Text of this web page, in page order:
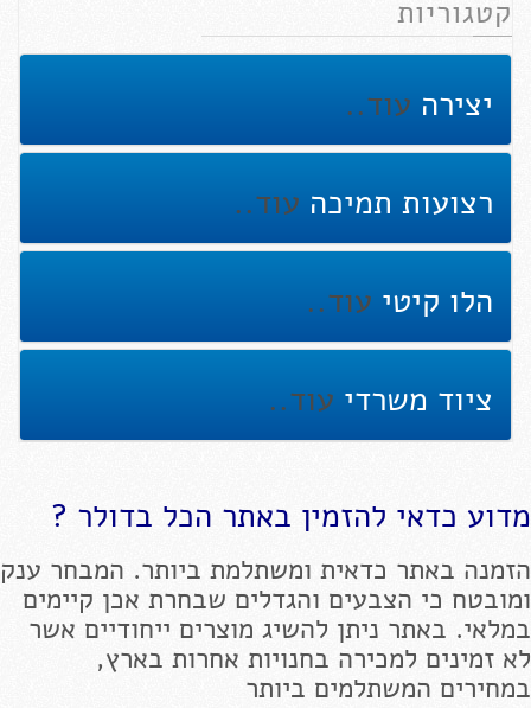
קטגוריות
יצירה עוד..
רצועות תמיכה עוד..
הלו קיטי עוד..
ציוד משרדי עוד..
מדוע כדאי להזמין באתר הכל בדולר ?
הזמנה באתר כדאית ומשתלמת ביותר. המבחר ענק
ומובטח כי הצבעים והגדלים שבחרת אכן קיימים
במלאי. באתר ניתן להשיג מוצרים ייחודיים אשר
לא זמינים למכירה בחנויות אחרות בארץ,
במחירים המשתלמים ביותר